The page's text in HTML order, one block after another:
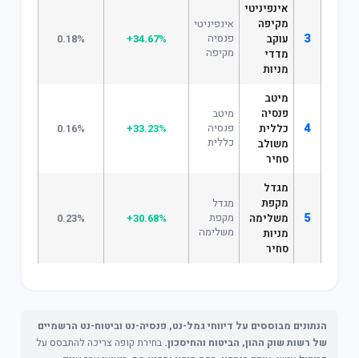
3
אינפיניטי
מקיפה
עוקב
מדדי
מניות
אינפיניטי
פנסיה
מקיפה
+34.67%
0.18%
4
מיטב
פנסיה
כללית
משולב
סחיר
מיטב
פנסיה
כללית
+33.23%
0.16%
5
מגדל
מקפת
משלימה
מניות
סחיר
מגדל
מקפת
משלימה
+30.68%
0.23%
הנתונים מבוססים על דיווחי גמל-נט, פנסיה-נט וביטוח-נט הרשמיים
של רשות שוק ההון, הביטוח והחיסכון. בחירת קופה צריכה להתבסס על